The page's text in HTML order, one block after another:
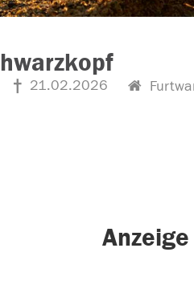
21.02.2026
Anzeige